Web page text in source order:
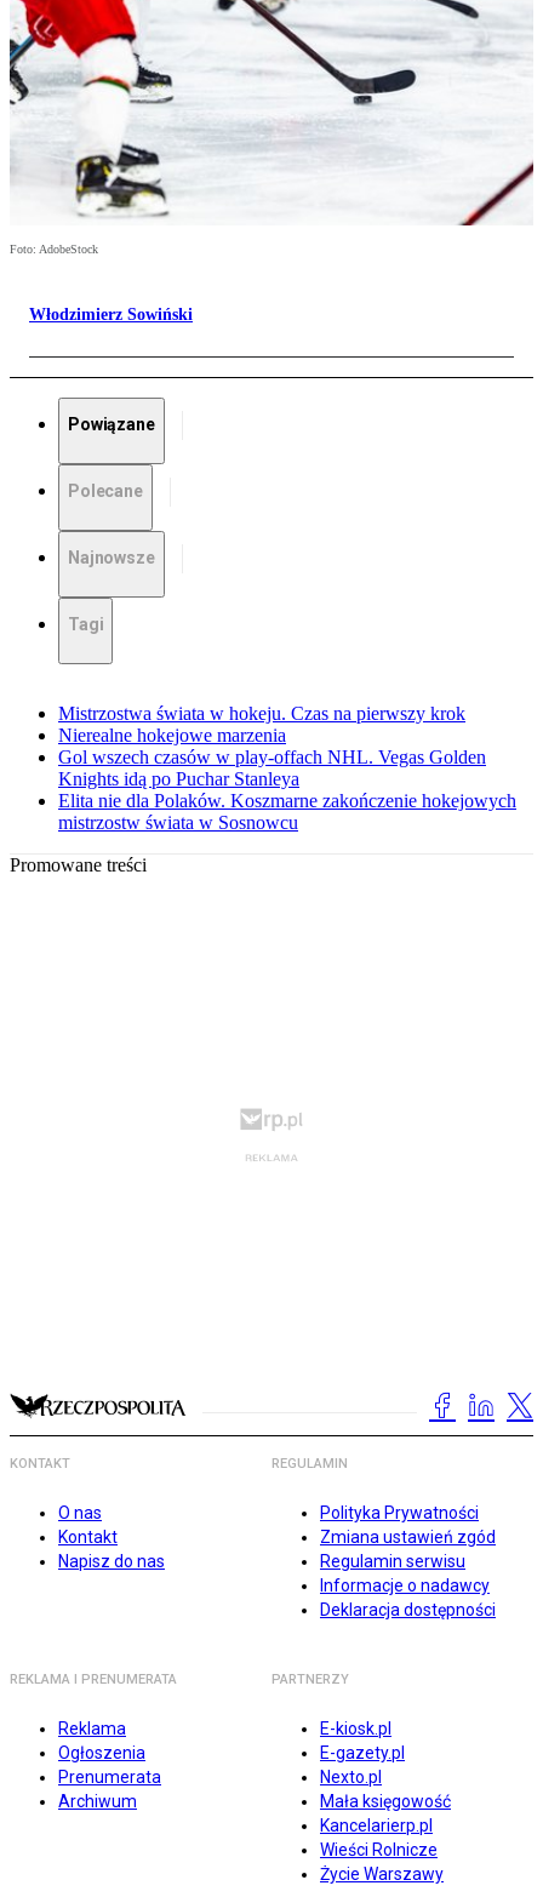
Foto: AdobeStock
Włodzimierz Sowiński
Powiązane
Polecane
Najnowsze
Tagi
Mistrzostwa świata w hokeju. Czas na pierwszy krok
Nierealne hokejowe marzenia
Gol wszech czasów w play-offach NHL. Vegas Golden
Knights idą po Puchar Stanleya
Elita nie dla Polaków. Koszmarne zakończenie hokejowych
mistrzostw świata w Sosnowcu
Promowane treści
KONTAKT
O nas
Kontakt
Napisz do nas
REGULAMIN
Polityka Prywatności
Zmiana ustawień zgód
Regulamin serwisu
Informacje o nadawcy
Deklaracja dostępności
REKLAMA I PRENUMERATA
Reklama
Ogłoszenia
Prenumerata
Archiwum
PARTNERZY
E-kiosk.pl
E-gazety.pl
Nexto.pl
Mała księgowość
Kancelarierp.pl
Wieści Rolnicze
Życie Warszawy